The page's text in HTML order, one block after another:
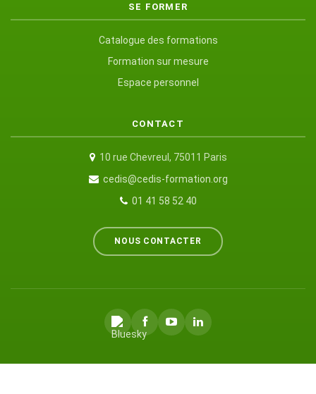
SE FORMER
Catalogue des formations
Formation sur mesure
Espace personnel
CONTACT
10 rue Chevreul, 75011 Paris
cedis@cedis-formation.org
01 41 58 52 40
NOUS CONTACTER